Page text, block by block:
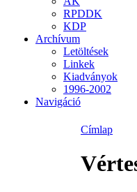
RPDDK
KDP
Archívum
Letöltések
Linkek
Kiadványok
1996-2002
Navigáció
Címlap